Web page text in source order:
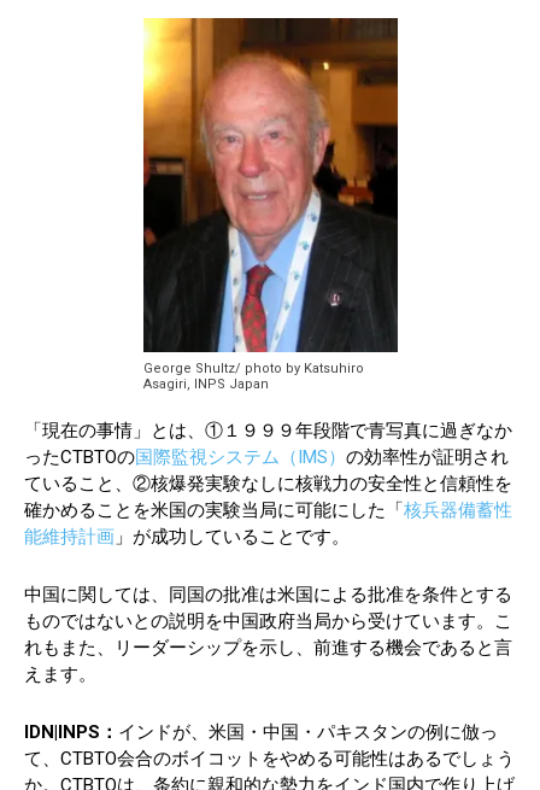
George Shultz/ photo by Katsuhiro
Asagiri, INPS Japan
「現在の事情」とは、①１９９９年段階で青写真に過ぎなか
ったCTBTOの国際監視システム（IMS） の効率性が証明され
ていること、②核爆発実験なしに核戦力の安全性と信頼性を
確かめることを米国の実験当局に可能にした「核兵器備蓄性
能維持計画 」が成功していることです。
中国に関しては、同国の批准は米国による批准を条件とする
ものではないとの説明を中国政府当局から受けています。こ
れもまた、リーダーシップを示し、前進する機会であると言
えます。
IDN|INPS： インドが、米国・中国・パキスタンの例に倣っ
て、CTBTO会合のボイコットをやめる可能性はあるでしょう
か。CTBTOは、条約に親和的な勢力をインド国内で作り上げ